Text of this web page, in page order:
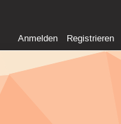
Anmelden Registrieren